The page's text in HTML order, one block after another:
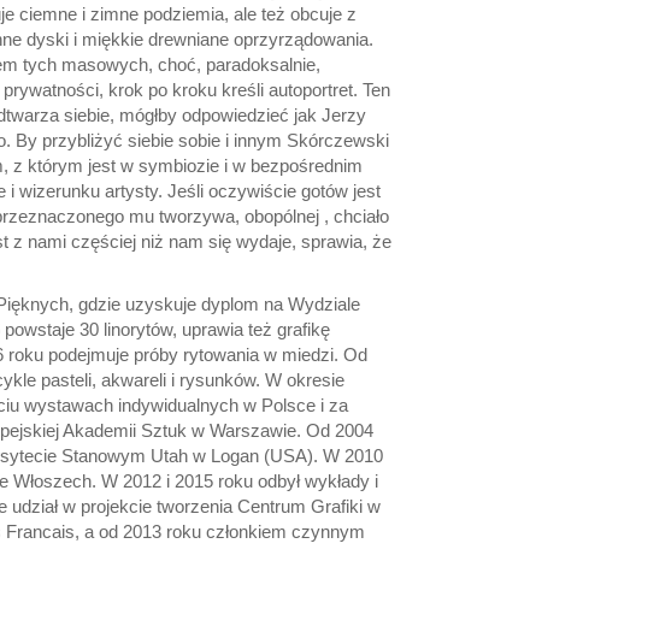
ciemne i zimne podziemia, ale też obcuje z
dyski i miękkie drewniane oprzyrządowania.
tych masowych, choć, paradoksalnie,
krok po kroku kreśli autoportret. Ten
siebie, mógłby odpowiedzieć jak Jerzy
By przybliżyć siebie sobie i innym Skórczewski
z którym jest w symbiozie i w bezpośrednim
i wizerunku artysty. Jeśli oczywiście gotów jest
mu tworzywa, obopólnej , chciało
z nami częściej niż nam się wydaje, sprawia, że
gdzie uzyskuje dyplom na Wydziale
30 linorytów, uprawia też grafikę
podejmuje próby rytowania w miedzi. Od
pasteli, akwareli i rysunków. W okresie
wystawach indywidualnych w Polsce i za
Akademii Sztuk w Warszawie. Od 2004
Stanowym Utah w Logan (USA). W 2010
W 2012 i 2015 roku odbył wykłady i
w projekcie tworzenia Centrum Grafiki w
a od 2013 roku członkiem czynnym